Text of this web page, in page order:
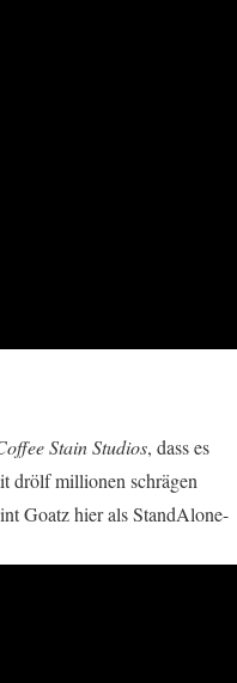
Stain Studios, dass es
drölf millionen schrägen
Goatz hier als StandAlone-